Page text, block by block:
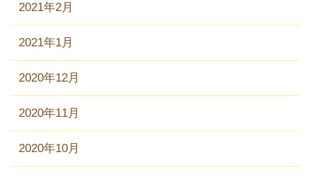
2021年2月
2021年1月
2020年12月
2020年11月
2020年10月